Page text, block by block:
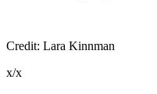
Credit: Lara Kinnman
x/x